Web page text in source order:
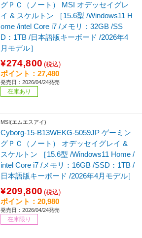
グＰＣ（ノート） MSI オデッセイグレ
イ & スケルトン ［15.6型 /Windows11 H
ome /intel Core i7 /メモリ：32GB /SS
D：1TB /日本語版キーボード /2026年4
月モデル］
¥274,800 (税込)
ポイント：27,480
発売日：2026/04/24発売
在庫あり
MSI(エムエスアイ)
Cyborg-15-B13WEKG-5059JP ゲーミン
グＰＣ（ノート） オデッセイグレイ &
スケルトン ［15.6型 /Windows11 Home /
intel Core i7 /メモリ：16GB /SSD：1TB /
日本語版キーボード /2026年4月モデル］
¥209,800 (税込)
ポイント：20,980
発売日：2026/04/24発売
在庫限り